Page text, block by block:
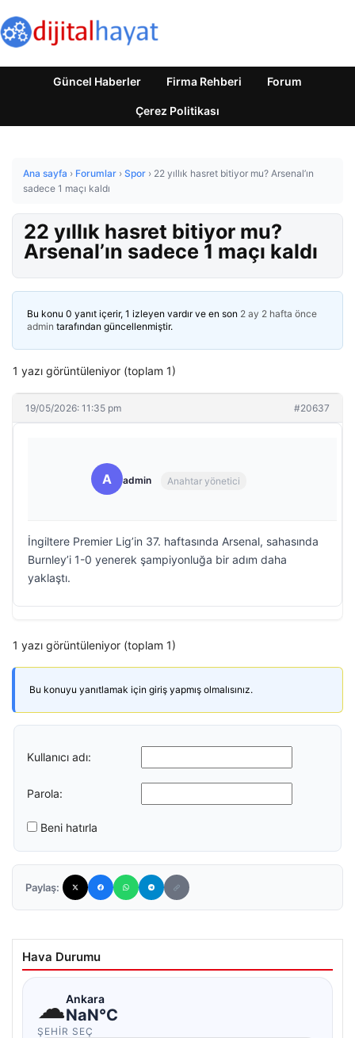
Güncel Haberler Firma Rehberi Forum
Çerez Politikası
Ana sayfa › Forumlar › Spor › 22 yıllık hasret bitiyor mu? Arsenal’ın
sadece 1 maçı kaldı
22 yıllık hasret bitiyor mu?
Arsenal’ın sadece 1 maçı kaldı
Bu konu 0 yanıt içerir, 1 izleyen vardır ve en son 2 ay 2 hafta önce
admin tarafından güncellenmiştir.
1 yazı görüntüleniyor (toplam 1)
19/05/2026: 11:35 pm #20637
A admin Anahtar yönetici
İngiltere Premier Lig’in 37. haftasında Arsenal, sahasında
Burnley’i 1-0 yenerek şampiyonluğa bir adım daha
yaklaştı.
1 yazı görüntüleniyor (toplam 1)
Bu konuyu yanıtlamak için giriş yapmış olmalısınız.
Kullanıcı adı:
Parola:
Beni hatırla
Paylaş:
Hava Durumu
☁Ankara
NaN°C
ŞEHIR SEÇ